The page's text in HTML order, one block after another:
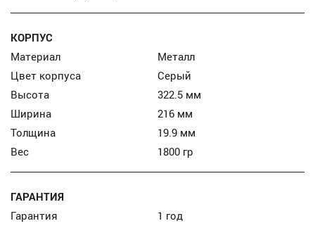
КОРПУС
Материал
Металл
Цвет корпуса
Серый
Высота
322.5 мм
Ширина
216 мм
Толщина
19.9 мм
Вес
1800 гр
ГАРАНТИЯ
Гарантия
1 год